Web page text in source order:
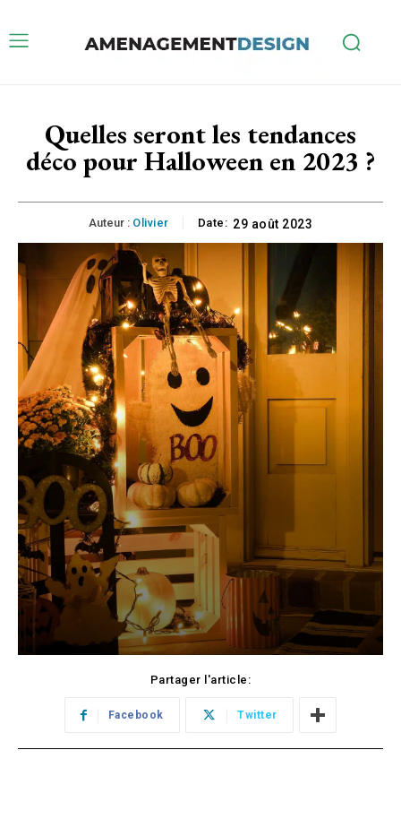
Quelles seront les tendances
déco pour Halloween en 2023 ?
Auteur : Olivier Date: 29 août 2023
Partager l'article:
Facebook Twitter